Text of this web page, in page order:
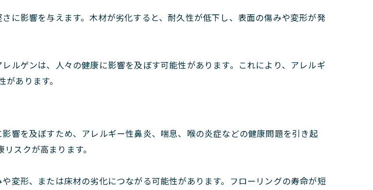
に影響を与えます。木材が劣化すると、耐久性が低下し、表面の傷みや変形が発
ルゲンは、人々の健康に影響を及ぼす可能性があります。これにより、アレルギ
あります。
響を及ぼすため、アレルギー性鼻炎、喘息、喉の炎症などの健康問題を引き起
スクが高まります。
変形、または床材の劣化につながる可能性があります。フローリングの寿命が短